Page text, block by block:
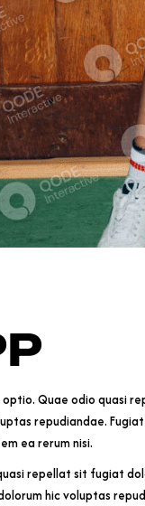
Quae odio quasi
repudiandae.
ea rerum nisi.
repellat sit fugiat
hic voluptas